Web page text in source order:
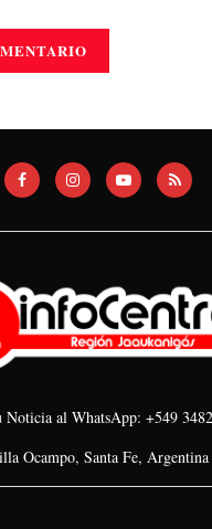
Noticia al WhatsApp: +549
Ocampo, Santa Fe, Argentina